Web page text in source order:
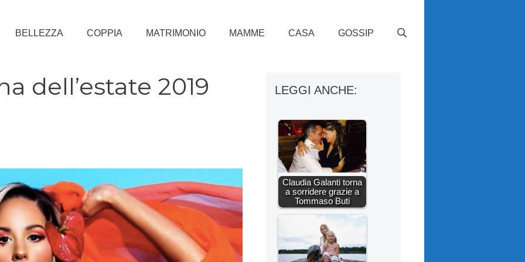
BELLEZZA COPPIA MATRIMONIO MAMME CASA GOSSIP
dell’estate 2019
LEGGI ANCHE:
Claudia Galanti torna
a sorridere grazie a
Tommaso Buti